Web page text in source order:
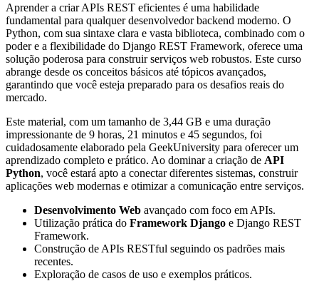
Aprender a criar APIs REST eficientes é uma habilidade
fundamental para qualquer desenvolvedor backend moderno. O
Python, com sua sintaxe clara e vasta biblioteca, combinado com o
poder e a flexibilidade do Django REST Framework, oferece uma
solução poderosa para construir serviços web robustos. Este curso
abrange desde os conceitos básicos até tópicos avançados,
garantindo que você esteja preparado para os desafios reais do
mercado.
Este material, com um tamanho de 3,44 GB e uma duração
impressionante de 9 horas, 21 minutos e 45 segundos, foi
cuidadosamente elaborado pela GeekUniversity para oferecer um
aprendizado completo e prático. Ao dominar a criação de API
Python, você estará apto a conectar diferentes sistemas, construir
aplicações web modernas e otimizar a comunicação entre serviços.
Desenvolvimento Web avançado com foco em APIs.
Utilização prática do Framework Django e Django REST
Framework.
Construção de APIs RESTful seguindo os padrões mais
recentes.
Exploração de casos de uso e exemplos práticos.